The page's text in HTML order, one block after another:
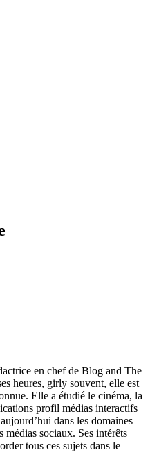
en chef de Blog and The
heures, girly souvent, elle est
Elle a étudié le cinéma, la
profil médias interactifs
dans les domaines
sociaux. Ses intérêts
tous ces sujets dans le